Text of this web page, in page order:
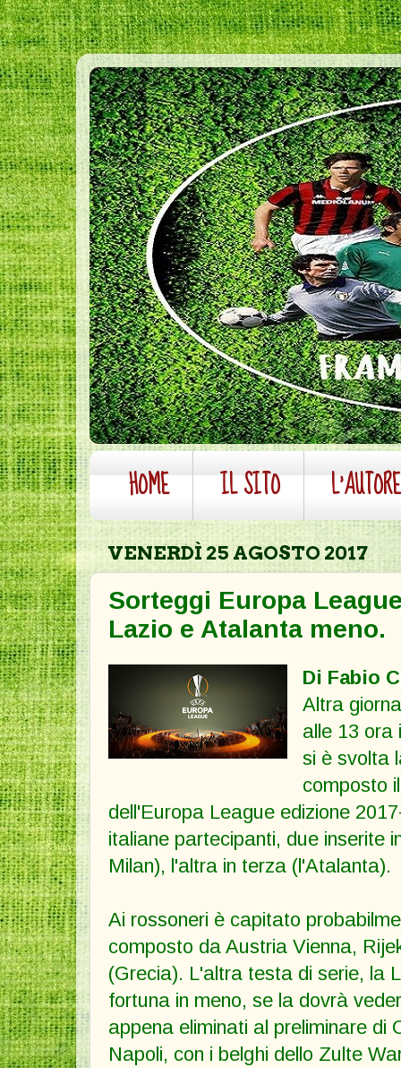
HOME IL SITO L'AUTORE
VENERDÌ 25 AGOSTO 2017
Sorteggi Europa
Lazio e Atalanta meno.
Di Fabio
Altra
alle 13 ora
si è svolta
composto
dell'Europa League edizione
italiane partecipanti, due inserite
Milan), l'altra in terza (l'Atalanta).
Ai rossoneri è capitato
composto da Austria Vienna,
(Grecia). L'altra testa di serie, la
fortuna in meno, se la dovrà
appena eliminati al preliminare di
Napoli, con i belghi dello Zulte